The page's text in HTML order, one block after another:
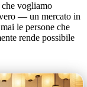
vogliamo
— un mercato in
le persone che
rende possibile